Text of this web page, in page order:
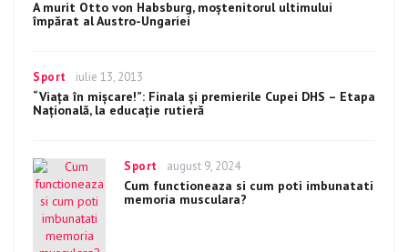
on
A murit Otto von Habsburg, moştenitorul ultimului
împărat al Austro-Ungariei
Categories
Sport
Posted
on
iulie 13, 2013
“Viaţa în mişcare!”: Finala şi premierile Cupei DHS – Etapa
Naţională, la educaţie rutieră
Categories
Sport
Posted
on
august 9, 2024
Cum functioneaza si cum poti imbunatati
memoria musculara?